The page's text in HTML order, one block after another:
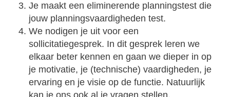
Je maakt een eliminerende planningstest die
jouw planningsvaardigheden test.
We nodigen je uit voor een
sollicitatiegesprek. In dit gesprek leren we
elkaar beter kennen en gaan we dieper in op
je motivatie, je (technische) vaardigheden, je
ervaring en je visie op de functie. Natuurlijk
kan je ons ook al je vragen stellen.